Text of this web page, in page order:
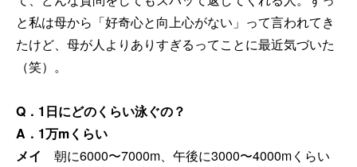
と私は母から「好奇心と向上心がない」って言われてき
たけど、母が人よりありすぎるってことに最近気づいた
（笑）。
Q．1日にどのくらい泳ぐの？
A．1万mくらい
メイ 朝に6000〜7000m、午後に3000〜4000mくらい